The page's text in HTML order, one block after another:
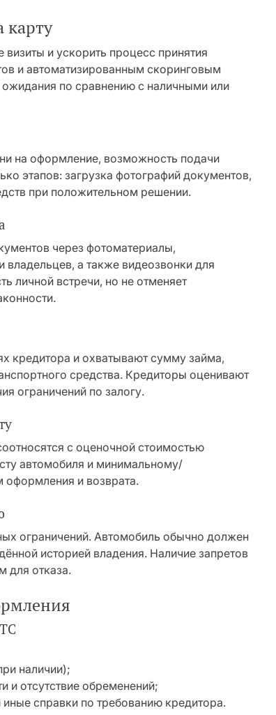
и ускорить процесс принятия
и автоматизированным скоринговым
по сравнению с наличными или
на оформление, возможность подачи
этапов: загрузка фотографий документов,
при положительном решении.
через фотоматериалы,
владельцев, а также видеозвонки для
личной встречи, но не отменяет
кредитора и охватывают сумму займа,
средства. Кредиторы оценивают
ограничений по залогу.
с оценочной стоимостью
автомобиля и минимальному/
и возврата.
ограничений. Автомобиль обычно должен
историей владения. Наличие запретов
для отказа.
наличии);
и отсутствие обременений;
справки по требованию кредитора.